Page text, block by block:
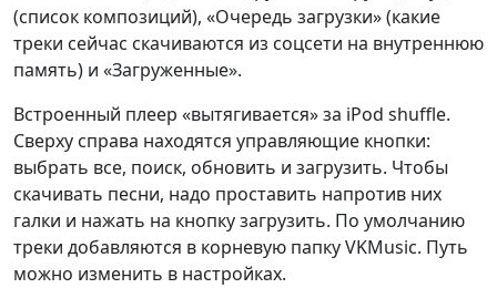
(список композиций), «Очередь загрузки» (какие
треки сейчас скачиваются из соцсети на внутреннюю
память) и «Загруженные».
Встроенный плеер «вытягивается» за iPod shuffle.
Сверху справа находятся управляющие кнопки:
выбрать все, поиск, обновить и загрузить. Чтобы
скачивать песни, надо проставить напротив них
галки и нажать на кнопку загрузить. По умолчанию
треки добавляются в корневую папку VKMusic. Путь
можно изменить в настройках.